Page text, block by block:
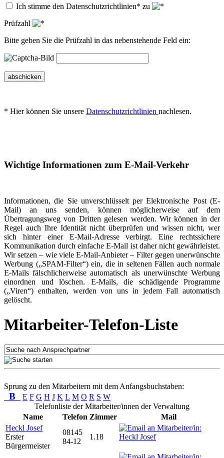
Ich stimme den Datenschutzrichtlinien* zu
Prüfzahl
Bitte geben Sie die Prüfzahl in das nebenstehende Feld ein:
abschicken
* Hier können Sie unsere Datenschutzrichtlinien nachlesen.
Wichtige Informationen zum E-Mail-Verkehr
Informationen, die Sie unverschlüsselt per Elektronische Post (E-
Mail) an uns senden, können möglicherweise auf dem
Übertragungsweg von Dritten gelesen werden. Wir können in der
Regel auch Ihre Identität nicht überprüfen und wissen nicht, wer
sich hinter einer E-Mail-Adresse verbirgt. Eine rechtssichere
Kommunikation durch einfache E-Mail ist daher nicht gewährleistet.
Wir setzen – wie viele E-Mail-Anbieter – Filter gegen unerwünschte
Werbung („SPAM-Filter“) ein, die in seltenen Fällen auch normale
E-Mails fälschlicherweise automatisch als unerwünschte Werbung
einordnen und löschen. E-Mails, die schädigende Programme
(„Viren“) enthalten, werden von uns in jedem Fall automatisch
gelöscht.
Mitarbeiter-Telefon-Liste
Sprung zu den Mitarbeitern mit dem Anfangsbuchstaben:
B E F G H J K L M O R S W
Telefonliste der Mitarbeiter/innen der Verwaltung
Name
Telefon Zimmer
Mail
Heckl Josef
Erster
Bürgermeister
08145
84-12
1.18